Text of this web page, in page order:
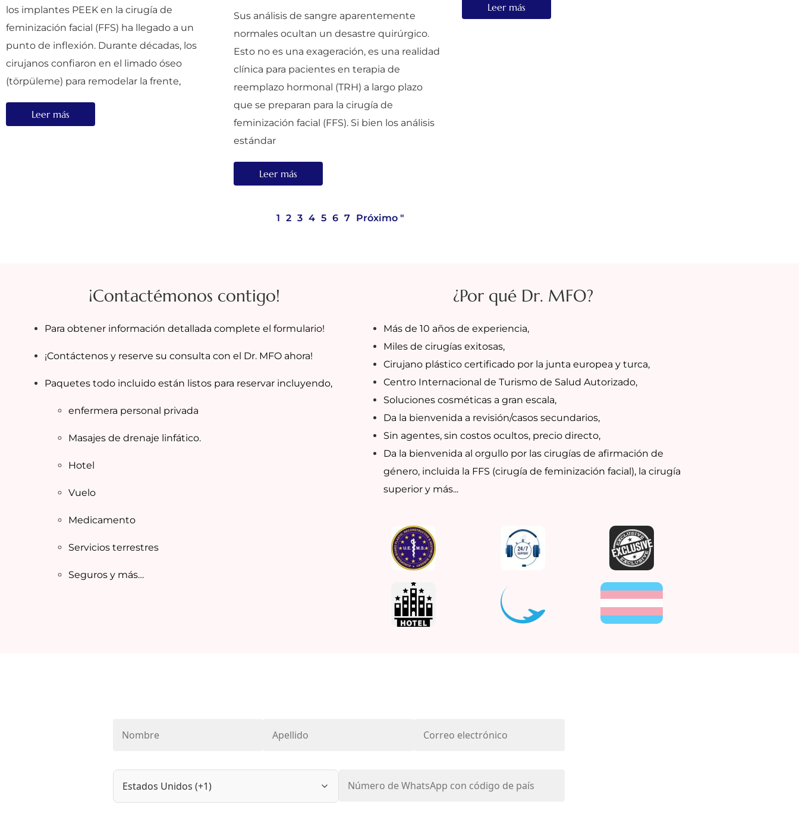
los implantes PEEK en la cirugía de
feminización facial (FFS) ha llegado a un
punto de inflexión. Durante décadas, los
cirujanos confiaron en el limado óseo
(törpüleme) para remodelar la frente,
Leer más
Sus análisis de sangre aparentemente
normales ocultan un desastre quirúrgico.
Esto no es una exageración, es una realidad
clínica para pacientes en terapia de
reemplazo hormonal (TRH) a largo plazo
que se preparan para la cirugía de
feminización facial (FFS). Si bien los análisis
estándar
Leer más
Leer más
1 2 3 4 5 6 7 Próximo "
¡Contactémonos contigo!
Para obtener información detallada complete el formulario!
¡Contáctenos y reserve su consulta con el Dr. MFO ahora!
Paquetes todo incluido están listos para reservar incluyendo,
enfermera personal privada
Masajes de drenaje linfático.
Hotel
Vuelo
Medicamento
Servicios terrestres
Seguros y más…
¿Por qué Dr. MFO?
Más de 10 años de experiencia,
Miles de cirugías exitosas,
Cirujano plástico certificado por la junta europea y turca,
Centro Internacional de Turismo de Salud Autorizado,
Soluciones cosméticas a gran escala,
Da la bienvenida a revisión/casos secundarios,
Sin agentes, sin costos ocultos, precio directo,
Da la bienvenida al orgullo por las cirugías de afirmación de
género, incluida la FFS (cirugía de feminización facial), la cirugía
superior y más...